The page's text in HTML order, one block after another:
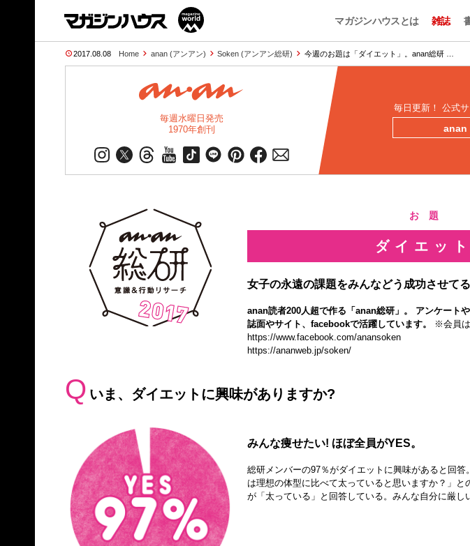
マガジンハウスとは 雑誌
2017.08.08 Home anan (アンアン) Soken (アンアン総研) 今週のお題は「ダイエット」。anan総研 …
毎週水曜日発売
1970年創刊
毎日更新！ 公式
anan
お 題
ダイエット
女子の永遠の課題をみんなどう成功させて
anan読者200人超で作る「anan総研」。 アンケート
誌面やサイト、facebookで活躍しています。
※会員は
https://www.facebook.com/anansoken
https://ananweb.jp/soken/
Q いま、ダイエットに興味がありますか?
みんな痩せたい! ほぼ全員がYES。
総研メンバーの97％がダイエットに興味があると回
は理想の体型に比べて太っていると思いますか？」と
が「太っている」と回答している。みんな自分に厳し